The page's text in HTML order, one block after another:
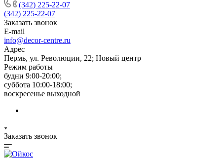
(342) 225-22-07
(342) 225-22-07
Заказать звонок
E-mail
info@decor-centre.ru
Адрес
Пермь, ул. Революции, 22; Новый центр
Режим работы
будни 9:00-20:00;
суббота 10:00-18:00;
воскресенье выходной
Заказать звонок